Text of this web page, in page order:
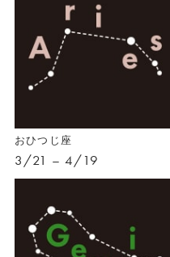
おひつじ座
3/21 – 4/19